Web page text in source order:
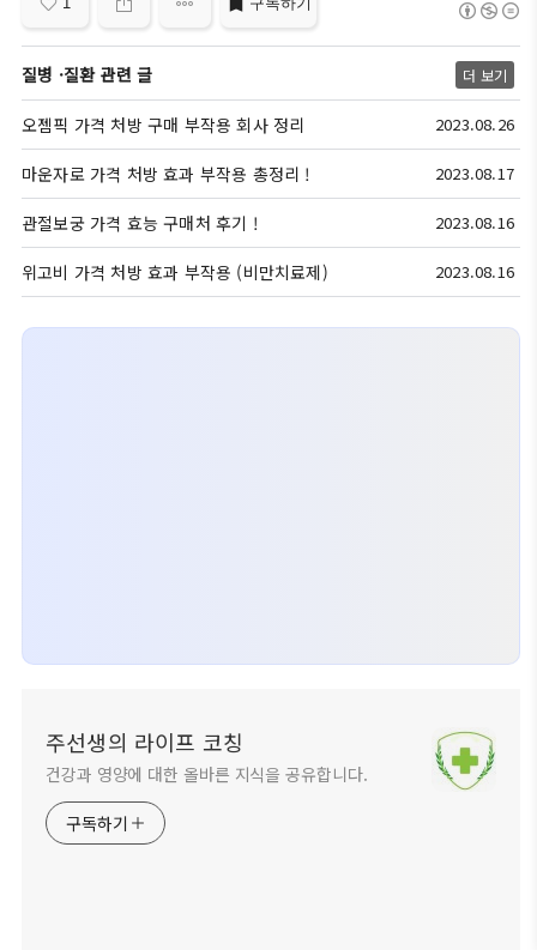
질병 ·질환 관련 글 더 보기
오젬픽 가격 처방 구매 부작용 회사 정리 2023.08.26
마운자로 가격 처방 효과 부작용 총정리 ! 2023.08.17
관절보궁 가격 효능 구매처 후기 ! 2023.08.16
위고비 가격 처방 효과 부작용 (비만치료제) 2023.08.16
주선생의 라이프 코칭
건강과 영양에 대한 올바른 지식을 공유합니다.
구독하기